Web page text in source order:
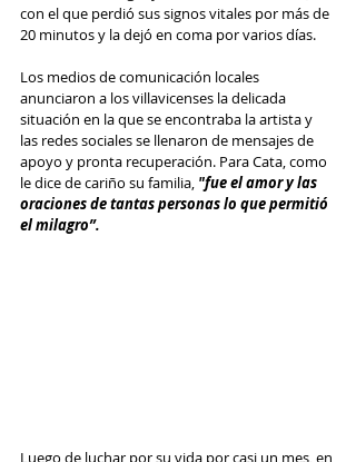
con el que perdió sus signos vitales por más de
20 minutos y la dejó en coma por varios días.
Los medios de comunicación locales
anunciaron a los villavicenses la delicada
situación en la que se encontraba la artista y
las redes sociales se llenaron de mensajes de
apoyo y pronta recuperación. Para Cata, como
le dice de cariño su familia, "fue el amor y las
oraciones de tantas personas lo que permitió
el milagro”.
Luego de luchar por su vida por casi un mes, en